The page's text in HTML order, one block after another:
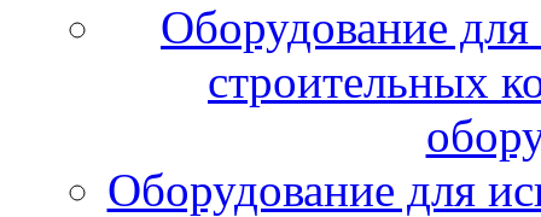
Оборудование
строительных
Оборудование для